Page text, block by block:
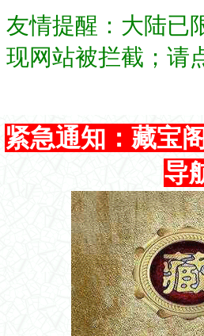
友情提醒：大陆已
现网站被拦截；请